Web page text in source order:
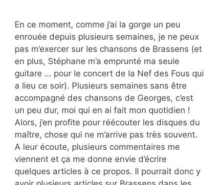
En ce moment, comme j’ai la gorge un peu
enrouée depuis plusieurs semaines, je ne peux
pas m’exercer sur les chansons de Brassens (et
en plus, Stéphane m’a emprunté ma seule
guitare … pour le concert de la Nef des Fous qui
a lieu ce soir). Plusieurs semaines sans être
accompagné des chansons de Georges, c’est
un peu dur, moi qui en ai fait mon quotidien !
Alors, j’en profite pour réécouter les disques du
maître, chose qui ne m’arrive pas très souvent.
A leur écoute, plusieurs commentaires me
viennent et ça me donne envie d’écrire
quelques articles à ce propos. Il pourrait donc y